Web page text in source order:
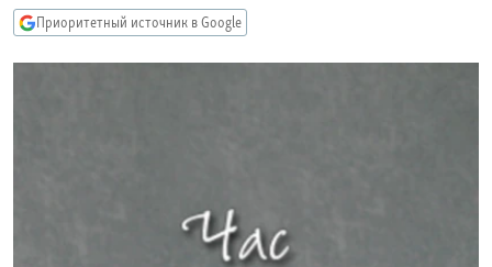
главной
навигации
Вернутся
IDEL.РЕАЛИИ
ПОДПИШИТЕСЬ НА РАССЫЛКУ
Приоритетный источник в Google